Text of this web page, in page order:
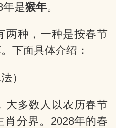
年是猴年。
两种，一种是按春节
下面具体介绍：
）
大多数人以农历春节
肖分界。2028年的春